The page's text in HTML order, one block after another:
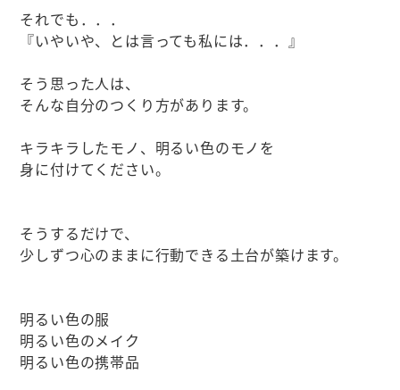
それでも．．．
『いやいや、とは言っても私には．．．』
そう思った人は、
そんな自分のつくり方があります。
キラキラしたモノ、明るい色のモノを
身に付けてください。
そうするだけで、
少しずつ心のままに行動できる土台が築けます。
明るい色の服
明るい色のメイク
明るい色の携帯品